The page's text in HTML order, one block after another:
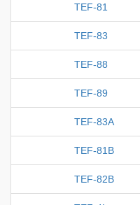
TEF-81
TEF-83
TEF-88
TEF-89
TEF-83A
TEF-81B
TEF-82B